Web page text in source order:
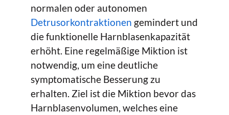
normalen oder autonomen
Detrusorkontraktionen gemindert und
die funktionelle Harnblasenkapazität
erhöht. Eine regelmäßige Miktion ist
notwendig, um eine deutliche
symptomatische Besserung zu
erhalten. Ziel ist die Miktion bevor das
Harnblasenvolumen, welches eine